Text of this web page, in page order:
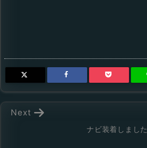
ナビ装着しました
Next